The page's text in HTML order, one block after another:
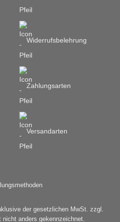
Widerrufsbelehrung
Zahlungsarten
Versandarten
der gesetzlichen MwSt. zzgl.
anders gekennzeichnet.